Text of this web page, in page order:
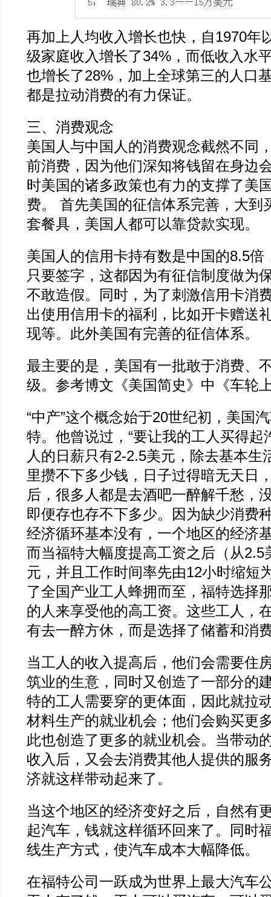
再加上人均收入增长也快，自1970年
级家庭收入增长了34%，而低收入水
也增长了28%，加上全球第三的人口
都是拉动消费的有力保证。
三、消费观念
美国人与中国人的消费观念截然不同
前消费，因为他们深知将钱留在身边
时美国的诸多政策也有力的支撑了美
费。 首先美国的征信体系完善，大到
套餐具，美国人都可以靠贷款实现。
美国人的信用卡持有数是中国的8.5倍
只要签字，这都因为有征信制度做为
不敢造假。同时，为了刺激信用卡消
出使用信用卡的福利，比如开卡赠送
现等。此外美国有完善的征信体系。
最主要的是，美国有一批敢于消费、
级。参考博文《美国简史》中《车轮
“中产”这个概念始于20世纪初，美国
特。他曾说过，“要让我的工人买得起
人的日薪只有2-2.5美元，除去基本生
里攒不下多少钱，日子过得暗无天日
后，很多人都是去酒吧一醉解千愁
即便存也存不下多少。因为缺少消费
经济循环基本没有，一个地区的经济
而当福特大幅度提高工资之后（从2.5
元，并且工作时间率先由12小时缩短
了全国产业工人蜂拥而至，福特选择
的人来享受他的高工资。这些工人，
有去一醉方休，而是选择了储蓄和消
当工人的收入提高后，他们会需要住
筑业的生意，同时又创造了一部分的
特的工人需要穿的更体面，因此就拉
材料生产的就业机会；他们会购买更
此也创造了更多的就业机会。当带动
收入后，又会去消费其他人提供的服
济就这样带动起来了。
当这个地区的经济变好之后，自然有
起汽车，钱就这样循环回来了。同时
线生产方式，使汽车成本大幅降低。
在福特公司一跃成为世界上最大汽车